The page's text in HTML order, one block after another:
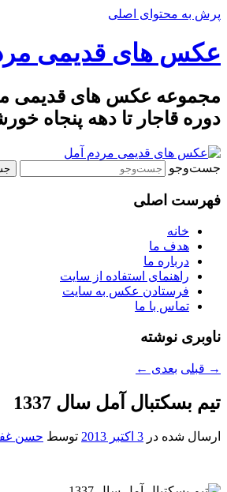
پرش به محتوای اصلی
عکس های قدیمی
مجموعه عکس های قدیمی
دوره قاجار تا دهه پنجاه
جست‌وجو
فهرست اصلی
خانه
هدف ما
درباره ما
راهنمای استفاده از سایت
فرستادن عکس به سایت
تماس با ما
ناوبری نوشته
→ قبلی بعدی ←
تيم بسکتبال آمل سال 1337
ارسال شده در 3 اکتبر 2013 توسط حسن